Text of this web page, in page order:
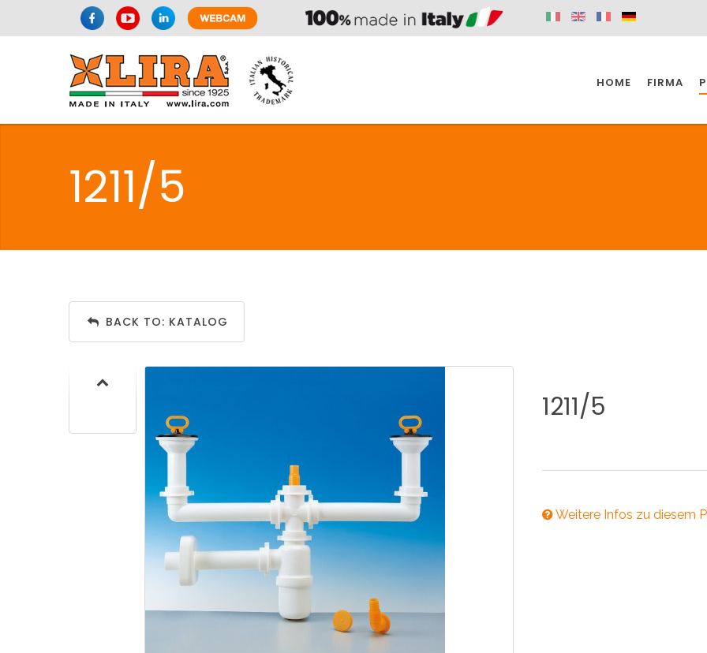
HOME FIRMA
SPAZIO KÜCHE SPAZIO BADEZIMMER
KÜCHE
BEHINDERTE
1211/5
BACK TO: KATALOG
1211/5
Weitere Infos zu diesem